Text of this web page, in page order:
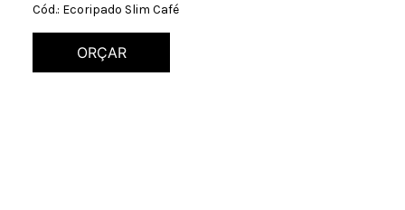
Cód.: Ecoripado Slim Café
ORÇAR